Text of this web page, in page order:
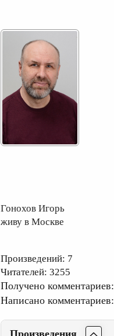
Гонохов Игорь
живу в Москве
Произведений: 7
Читателей: 3255
Получено комментариев:
Написано комментариев:
Произведения